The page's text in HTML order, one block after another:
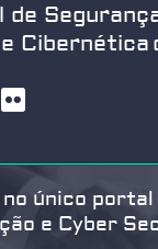
Cibernética
único
e Cyber